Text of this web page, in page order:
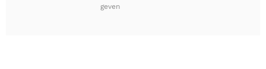
geven